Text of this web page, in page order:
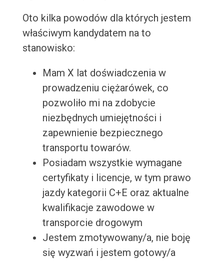
Oto kilka powodów dla których jestem
właściwym kandydatem na to
stanowisko:
Mam X lat doświadczenia w
prowadzeniu ciężarówek, co
pozwoliło mi na zdobycie
niezbędnych umiejętności i
zapewnienie bezpiecznego
transportu towarów.
Posiadam wszystkie wymagane
certyfikaty i licencje, w tym prawo
jazdy kategorii C+E oraz aktualne
kwalifikacje zawodowe w
transporcie drogowym
Jestem zmotywowany/a, nie boję
się wyzwań i jestem gotowy/a